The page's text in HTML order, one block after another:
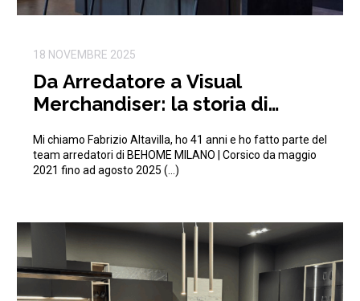
18 NOVEMBRE 2025
Da Arredatore a Visual
Merchandiser: la storia di
Mi chiamo Fabrizio Altavilla, ho 41 anni e ho fatto parte del
team arredatori di BEHOME MILANO | Corsico da maggio
2021 fino ad agosto 2025 (…)